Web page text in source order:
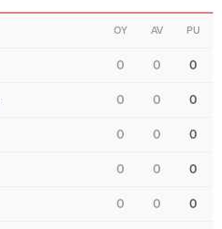
OY AV PU
0 0 0
0 0 0
0 0 0
0 0 0
0 0 0